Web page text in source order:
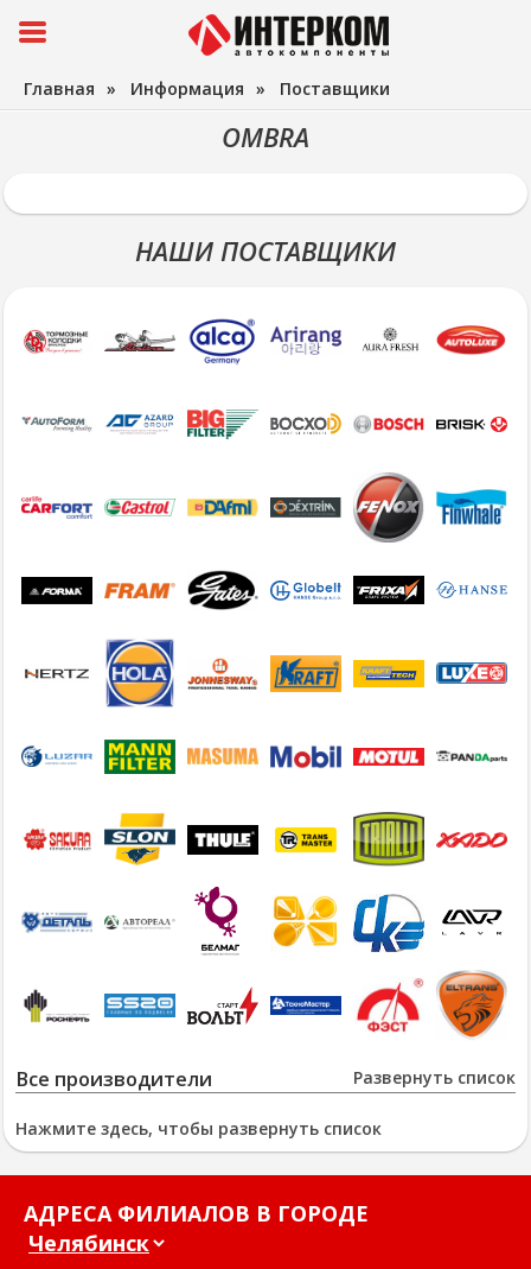
Главная » Информация » Поставщики
OMBRA
НАШИ ПОСТАВЩИКИ
Развернуть список
Все производители
Нажмите здесь, чтобы развернуть список
АДРЕСА ФИЛИАЛОВ В ГОРОДЕ